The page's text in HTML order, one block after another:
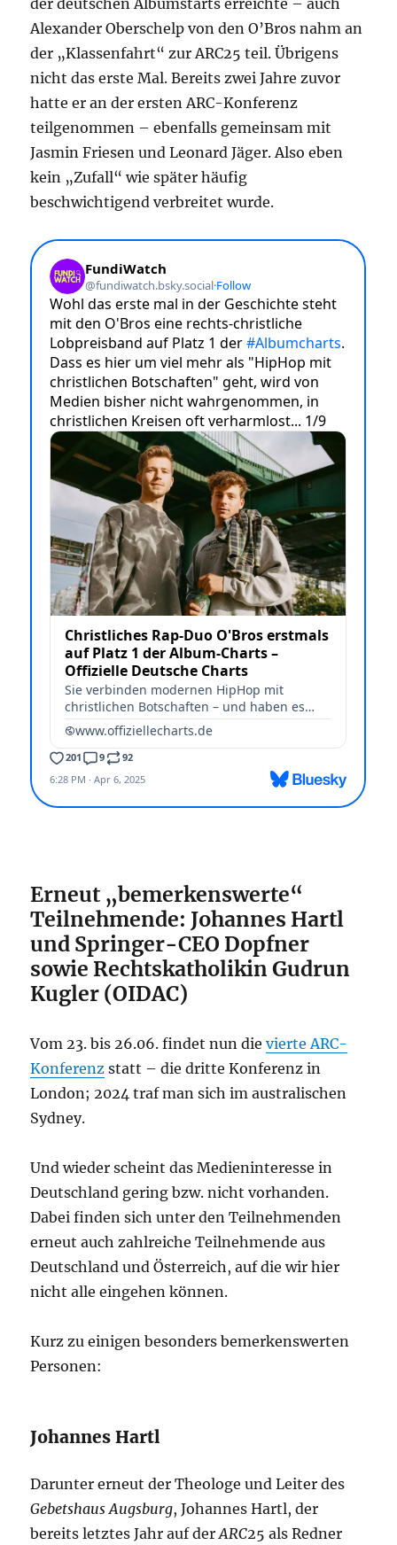
der deutschen Albumstarts erreichte – auch
Alexander Oberschelp von den O’Bros nahm an
der „Klassenfahrt“ zur ARC25 teil. Übrigens
nicht das erste Mal. Bereits zwei Jahre zuvor
hatte er an der ersten ARC-Konferenz
teilgenommen – ebenfalls gemeinsam mit
Jasmin Friesen und Leonard Jäger. Also eben
kein „Zufall“ wie später häufig
beschwichtigend verbreitet wurde.
Erneut „bemerkenswerte“
Teilnehmende: Johannes Hartl
und Springer-CEO Dopfner
sowie Rechtskatholikin Gudrun
Kugler (OIDAC)
Vom 23. bis 26.06. findet nun dievierte ARC-
Konferenz statt – die dritte Konferenz in
London; 2024 traf man sich im australischen
Sydney.
Und wieder scheint das Medieninteresse in
Deutschland gering bzw. nicht vorhanden.
Dabei finden sich unter den Teilnehmenden
erneut auch zahlreiche Teilnehmende aus
Deutschland und Österreich, auf die wir hier
nicht alle eingehen können.
Kurz zu einigen besonders bemerkenswerten
Personen:
Johannes Hartl
Darunter erneut der Theologe und Leiter des
Gebetshaus Augsburg, Johannes Hartl, der
bereits letztes Jahr auf derARC25 als Redner